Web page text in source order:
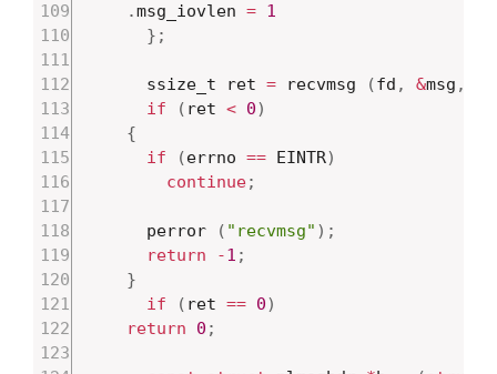
.msg_iovlen = 1
} ;
      ssize_t ret
= recvmsg (fd , &msg ,
if
( ret < 0)
{
if
(errno == EINTR)
continue;
	  perror
( "recvmsg" ) ;
return
-1 ;
}
if
( ret == 0)
return
0 ;